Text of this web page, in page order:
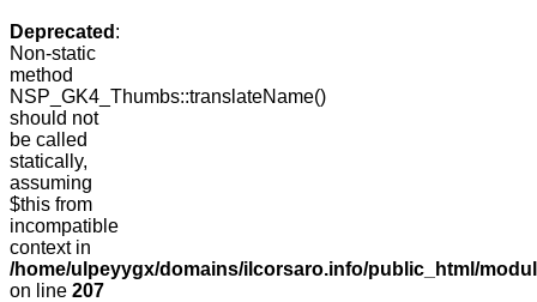
Deprecated :
Non-static
method
NSP_GK4_Thumbs::translateName()
should not
be called
statically,
assuming
$this from
incompatible
context in
/home/ulpeyygx/domains/ilcorsaro.info/public_html/
on line 207